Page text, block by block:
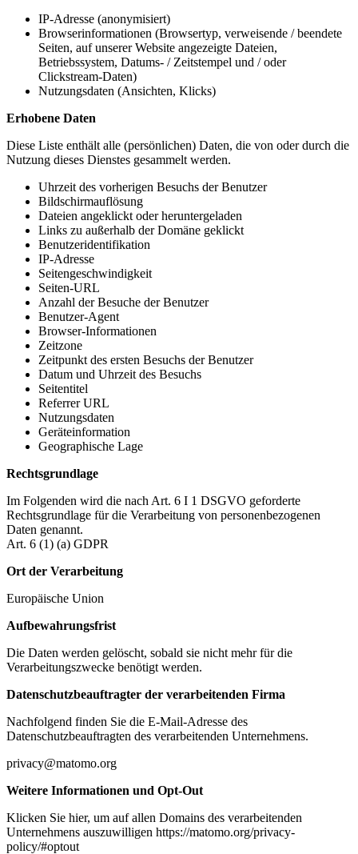
IP-Adresse (anonymisiert)
Browserinformationen (Browsertyp, verweisende / beendete
Seiten, auf unserer Website angezeigte Dateien,
Betriebssystem, Datums- / Zeitstempel und / oder
Clickstream-Daten)
Nutzungsdaten (Ansichten, Klicks)
Erhobene Daten
Diese Liste enthält alle (persönlichen) Daten, die von oder durch die
Nutzung dieses Dienstes gesammelt werden.
Uhrzeit des vorherigen Besuchs der Benutzer
Bildschirmauflösung
Dateien angeklickt oder heruntergeladen
Links zu außerhalb der Domäne geklickt
Benutzeridentifikation
IP-Adresse
Seitengeschwindigkeit
Seiten-URL
Anzahl der Besuche der Benutzer
Benutzer-Agent
Browser-Informationen
Zeitzone
Zeitpunkt des ersten Besuchs der Benutzer
Datum und Uhrzeit des Besuchs
Seitentitel
Referrer URL
Nutzungsdaten
Geräteinformation
Geographische Lage
Rechtsgrundlage
Im Folgenden wird die nach Art. 6 I 1 DSGVO geforderte
Rechtsgrundlage für die Verarbeitung von personenbezogenen
Daten genannt.
Art. 6 (1) (a) GDPR
Ort der Verarbeitung
Europäische Union
Aufbewahrungsfrist
Die Daten werden gelöscht, sobald sie nicht mehr für die
Verarbeitungszwecke benötigt werden.
Datenschutzbeauftragter der verarbeitenden Firma
Nachfolgend finden Sie die E-Mail-Adresse des
Datenschutzbeauftragten des verarbeitenden Unternehmens.
privacy@matomo.org
Weitere Informationen und Opt-Out
Klicken Sie hier, um auf allen Domains des verarbeitenden
Unternehmens auszuwilligen https://matomo.org/privacy-
policy/#optout